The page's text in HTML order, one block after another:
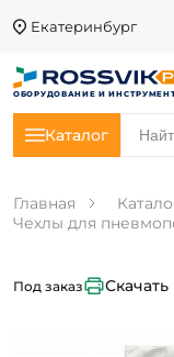
Екатеринбург
ОБОРУДОВАНИЕ И
Каталог
Главная
Чехлы для
Под заказ